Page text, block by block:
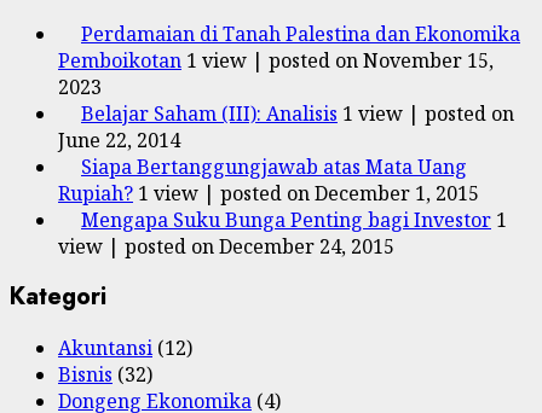
Perdamaian di Tanah Palestina dan Ekonomika
Pemboikotan 1 view | posted on November 15,
2023
Belajar Saham (III): Analisis 1 view | posted on
June 22, 2014
Siapa Bertanggungjawab atas Mata Uang
Rupiah? 1 view | posted on December 1, 2015
Mengapa Suku Bunga Penting bagi Investor 1
view | posted on December 24, 2015
Kategori
Akuntansi (12)
Bisnis (32)
Dongeng Ekonomika (4)